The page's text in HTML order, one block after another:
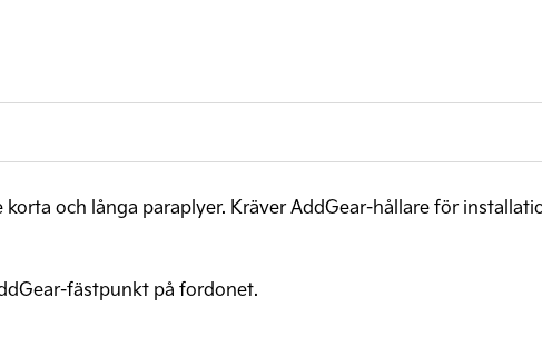
och långa paraplyer. Kräver AddGear-hållare för
fästpunkt på fordonet.